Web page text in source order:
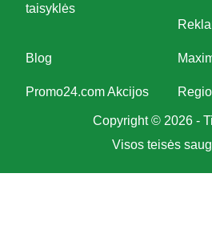
taisyklės
Blog
Promo24.com Akcijos
Copyright © 2026 -
Visos teisės